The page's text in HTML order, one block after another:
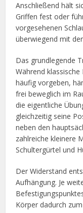
Anschließend hält
Griffen fest oder
vorgesehenen
überwiegend mit
Das grundlegende
Während
häufig vorgeben,
frei beweglich im
die eigentliche
gleichzeitig seine
neben den
zahlreiche kleinere
Schultergürtel und
Der Widerstand
Aufhängung. Je
Körper dadurch